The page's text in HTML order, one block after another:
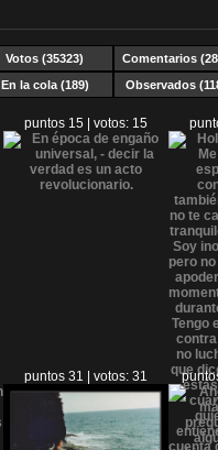
Votos (35323)
Comentarios
En la cola (189) Observados
puntos 15 | votos: 15
puntos 31 | votos: 31